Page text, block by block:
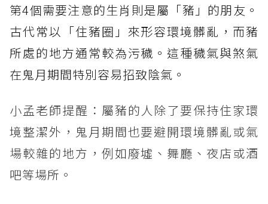
第4個需要注意的生肖則是屬「豬」的朋友。
古代常以「住豬圈」來形容環境髒亂，而豬
所處的地方通常較為污穢。這種穢氣與煞氣
在鬼月期間特別容易招致陰氣。
小孟老師提醒：屬豬的人除了要保持住家環
境整潔外，鬼月期間也要避開環境髒亂或氣
場較雜的地方，例如廢墟、舞廳、夜店或酒
吧等場所。